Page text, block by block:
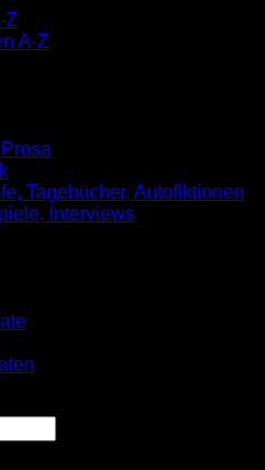
Z
A-Z
Tagebücher, Autofiktionen
Interviews